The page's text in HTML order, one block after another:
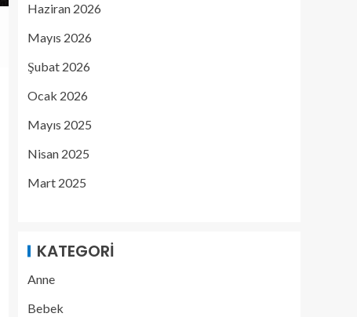
Haziran 2026
Mayıs 2026
Şubat 2026
Ocak 2026
Mayıs 2025
Nisan 2025
Mart 2025
KATEGORI
Anne
Bebek